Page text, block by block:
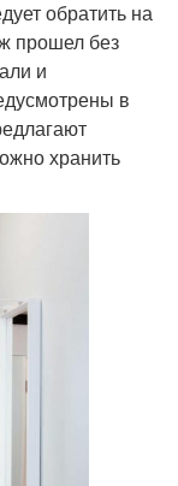
обратить на
прошел без
и
в
хранить